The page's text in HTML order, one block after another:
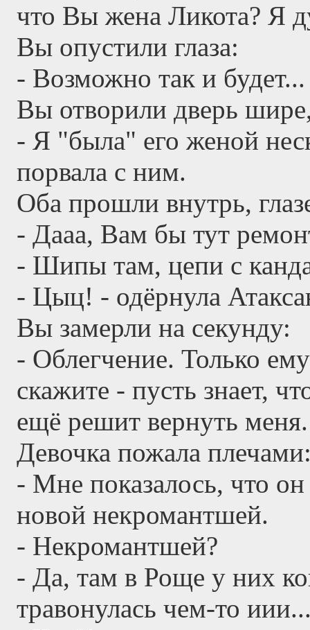
что Вы жена Ликота? Я
Вы опустили глаза:
- Возможно так и
Вы отворили дверь
- Я "была" его женой
порвала с ним.
Оба прошли внутрь,
- Дааа, Вам бы тут
- Шипы там, цепи с
- Цыц! - одёрнула
Вы замерли на секунду:
- Облегчение. Только
скажите - пусть знает,
ещё решит вернуть меня.
Девочка пожала
- Мне показалось, что он
новой некромантшей.
- Некромантшей?
- Да, там в Роще у них
травонулась чем-то